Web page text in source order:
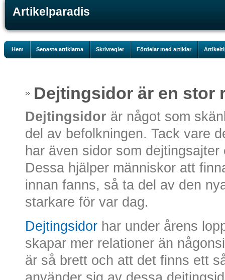
Artikelparadis
Hem Senaste artiklarna Skrivregler Fördelar med artiklar
Dejtingsidor är en stor
Dejtingsidor är något som
del av befolkningen. Tack vare
har även sidor som
Dessa hjälper människor att
innan fanns, så ta del av den
starkare för var dag.
Dejtingsidor har under årens
skapar mer relationer än
är så brett och att det finns ett